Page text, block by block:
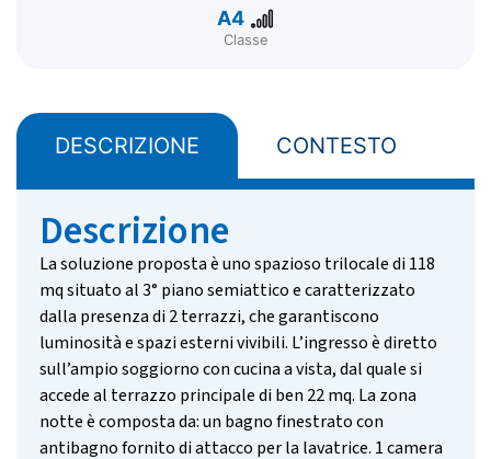
A4
Classe
DESCRIZIONE CONTESTO
Descrizione
La soluzione proposta è uno spazioso trilocale di 118
mq situato al 3° piano semiattico e caratterizzato
dalla presenza di 2 terrazzi, che garantiscono
luminosità e spazi esterni vivibili. L’ingresso è diretto
sull’ampio soggiorno con cucina a vista, dal quale si
accede al terrazzo principale di ben 22 mq. La zona
notte è composta da: un bagno finestrato con
antibagno fornito di attacco per la lavatrice. 1 camera